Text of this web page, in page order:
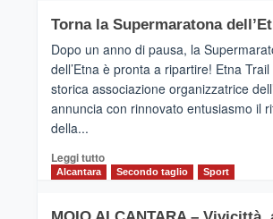
BROOKS
SuperMaratona
dell’Etna,
presentata
l’edizione
2026
Torna la Supermaratona
Dopo un anno di pausa, la
dell’Etna è pronta a ripartire! Etna Trail
storica associazione organizzatrice
annuncia con rinnovato entusiasmo il
della...
Leggi tuttoLeggi
Alcantara Secondo taglio Sport